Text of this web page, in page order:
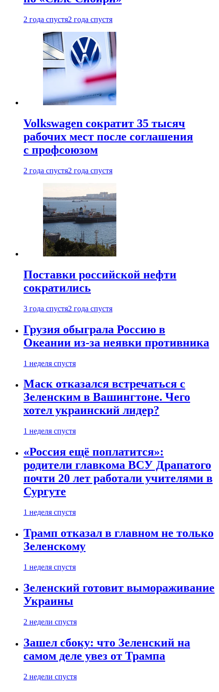
2 года спустя2 года спустя
Volkswagen сократит 35 тысяч
рабочих мест после соглашения
с профсоюзом
2 года спустя2 года спустя
Поставки российской нефти
сократились
3 года спустя2 года спустя
Грузия обыграла Россию в
Океании из-за неявки противника
1 неделя спустя
Маск отказался встречаться с
Зеленским в Вашингтоне. Чего
хотел украинский лидер?
1 неделя спустя
«Россия ещё поплатится»:
родители главкома ВСУ Драпатого
почти 20 лет работали учителями в
Сургуте
1 неделя спустя
Трамп отказал в главном не только
Зеленскому
1 неделя спустя
Зеленский готовит вымораживание
Украины
2 недели спустя
Зашел сбоку: что Зеленский на
самом деле увез от Трампа
2 недели спустя